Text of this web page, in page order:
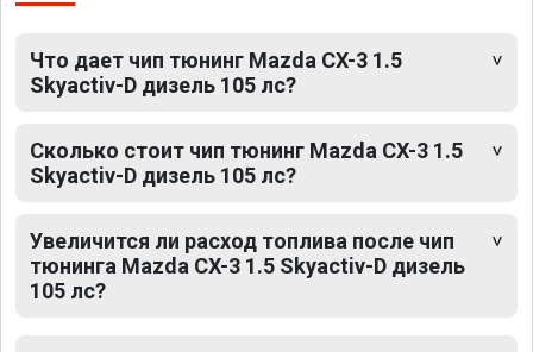
Что дает чип тюнинг Mazda CX-3 1.5
Skyactiv-D дизель 105 лс?
Сколько стоит чип тюнинг Mazda CX-3 1.5
Skyactiv-D дизель 105 лс?
Увеличится ли расход топлива после чип
тюнинга Mazda CX-3 1.5 Skyactiv-D дизель
105 лс?